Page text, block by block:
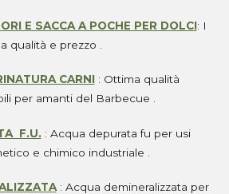
E SACCA A POCHE PER DOLCI: I
qualità e prezzo .
CARNI : Ottima qualità
per amanti del Barbecue .
F.U. : Acqua depurata fu per usi
e chimico industriale .
: Acqua demineralizzata per